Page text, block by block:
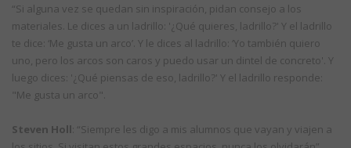
“Si alguna vez se quedan sin inspiración, pidan consejo a los
materiales. Le dices a un ladrillo: '¿Qué quieres, ladrillo?' Y el ladrillo
te dice: ‘Me gusta un arco’. Y le dices al ladrillo: ‘Yo también quiero
uno, pero los arcos son caros y puedo usar un dintel de concreto'. Y
luego dices: '¿Qué piensas de eso, ladrillo?' Y el ladrillo responde:
"Me gusta un arco".
Steven Holl : “Siempre les digo a mis alumnos que vayan y viajen a